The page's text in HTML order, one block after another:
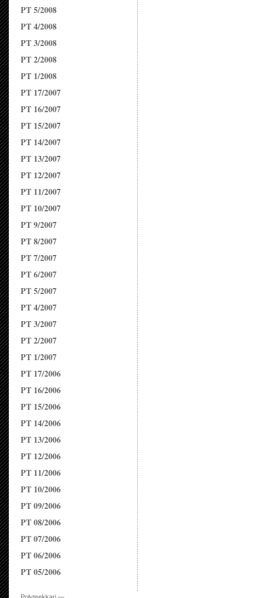
PT 5/2008
PT 4/2008
PT 3/2008
PT 2/2008
PT 1/2008
PT 17/2007
PT 16/2007
PT 15/2007
PT 14/2007
PT 13/2007
PT 12/2007
PT 11/2007
PT 10/2007
PT 9/2007
PT 8/2007
PT 7/2007
PT 6/2007
PT 5/2007
PT 4/2007
PT 3/2007
PT 2/2007
PT 1/2007
PT 17/2006
PT 16/2006
PT 15/2006
PT 14/2006
PT 13/2006
PT 12/2006
PT 11/2006
PT 10/2006
PT 09/2006
PT 08/2006
PT 07/2006
PT 06/2006
PT 05/2006